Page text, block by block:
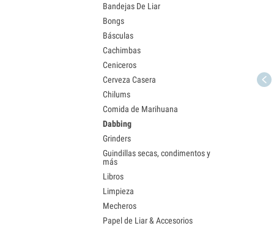
Bandejas De Liar
Bongs
Básculas
Cachimbas
Ceniceros
Cerveza Casera
Chilums
Comida de Marihuana
Dabbing
Grinders
Guindillas secas, condimentos y
más
Libros
Limpieza
Mecheros
Papel de Liar & Accesorios